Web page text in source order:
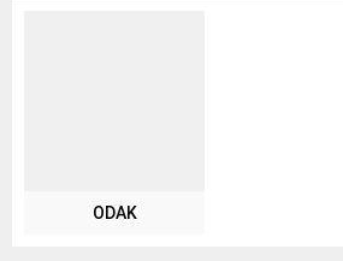
ODAK